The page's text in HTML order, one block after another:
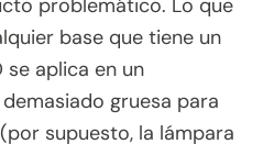
problemático. Lo que
base que tiene un
se aplica en un
gruesa para
supuesto, la lámpara